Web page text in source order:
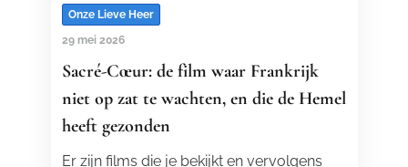
Onze Lieve Heer
29 mei 2026
Sacré-Cœur: de film waar Frankrijk
niet op zat te wachten, en die de Hemel
heeft gezonden
Er zijn films die je bekijkt en vervolgens